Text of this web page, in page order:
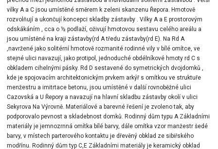
vilky A a C jsou umístěné směrem k zeleni skanzenu Řepora. Hmotově
rozvolňují a ukončují koncepci skladby zástavby . Vilky A a E prostorovým
odskákáním , cca o ½ podlaží, oživují hmotovou sestavu celého areálu a
jsou umístěné na kraji zástavby(rd A tředu zástavby(rd E). Na Rd A
,navržené jako solitérní hmotově rozmanité rodinné vily v bílé omítce, ve
stejné ulici navazují, jako protipol, jednoduché obdélníkové hmoty rd C s
obkladem cihelnými pásky. Rd D sestavené do symetrických dvojdomků ,
kde je spojovacím architektonickým prvkem arkýř s omítkou ve struktuře
menžestru a imitrtace betonu, jsou umístěné v další rovnoběžné ulici
Cazovská a U Řepory a navazují na hlavní skladbu zástavby okolí v ulici
Sekyrova Na Výrovně. Materiálové a barevné řešení je zvoleno tak, aby
podporovalo pevnost a skladebnost domků. Rodinný dům typu A Základními
materiály je jemnozrnná omítka bílé barvy, dále omítka vzor manžestr šedé
barvy, v místech parterového kontaktu je dřevěný obklad ze sibiřského
modřínu. Rodinný dům typ C,E Základními materiály je keramický obklad